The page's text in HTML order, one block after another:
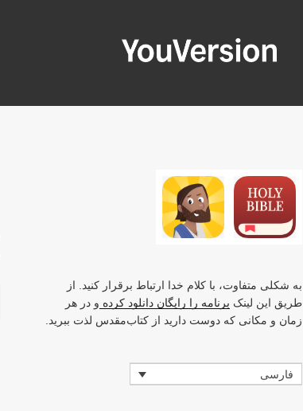
به شکلی متفاوت، با کلام خدا ارتباط برقرار کنید. از
طریق این لینک برنامه را رایگان دانلود کرده و در هر
زمان و مکانی که دوست دارید از کتاب‌مقدس لذت ببرید.
فارسی